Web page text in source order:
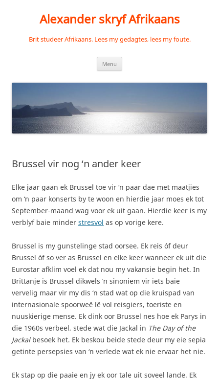
Alexander skryf Afrikaans
Brit studeer Afrikaans. Lees my gedagtes, lees my foute.
Menu
Brussel vir nog ‘n ander keer
Elke jaar gaan ek Brussel toe vir ‘n paar dae met maatjies
om ‘n paar konserts by te woon en hierdie jaar moes ek tot
September-maand wag voor ek uit gaan. Hierdie keer is my
verblyf baie minder stresvol as op vorige kere.
Brussel is my gunstelinge stad oorsee. Ek reis óf deur
Brussel óf so ver as Brussel en elke keer wanneer ek uit die
Eurostar afklim voel ek dat nou my vakansie begin het. In
Brittanje is Brussel dikwels ‘n sinoniem vir iets baie
vervelig maar vir my dis ‘n stad wat op die kruispad van
internasionale spoorweë lê vol reisgiers, toeriste en
nuuskierige mense. Ek dink oor Brussel nes hoe ek Parys in
die 1960s verbeel, stede wat die Jackal in The Day of the
Jackalbesoek het. Ek beskou beide stede deur my eie sepia
getinte persepsies van ‘n verlede wat ek nie ervaar het nie.
Ek stap op die paaie en jy ek oor tale uit soveel lande. Ek